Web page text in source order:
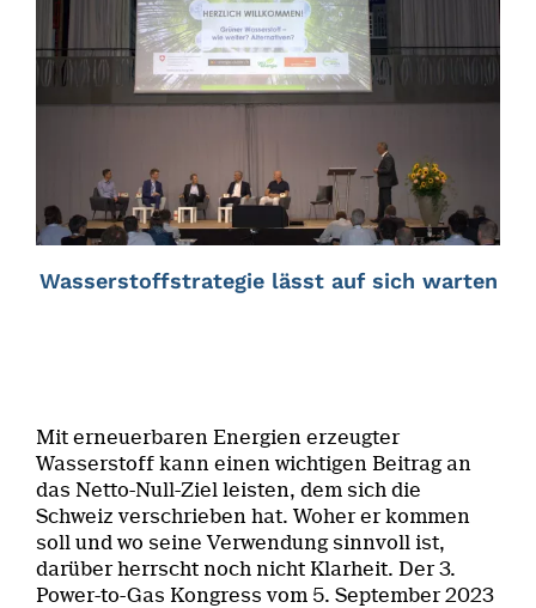
Wasserstoffstrategie lässt auf sich warten
Mit erneuerbaren Energien erzeugter
Wasserstoff kann einen wichtigen Beitrag an
das Netto-Null-Ziel leisten, dem sich die
Schweiz verschrieben hat. Woher er kommen
soll und wo seine Verwendung sinnvoll ist,
darüber herrscht noch nicht Klarheit. Der 3.
Power-to-Gas Kongress vom 5. September 2023